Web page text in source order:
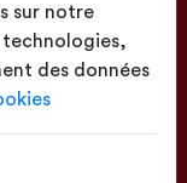
sur notre
des données